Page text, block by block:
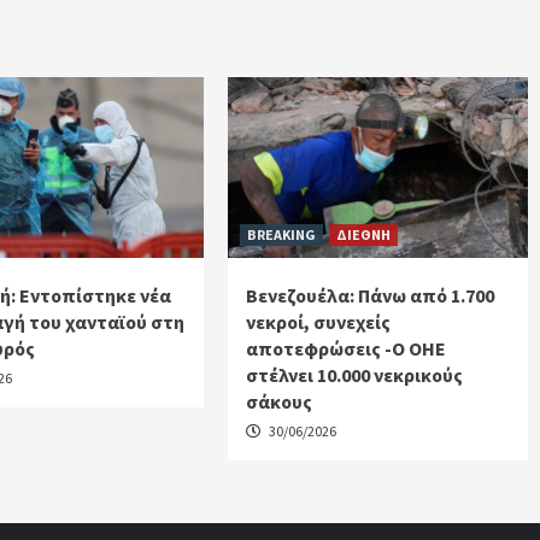
Εντοπίστηκε νέα
του χανταϊού στη
BREAKING ΔΙΕΘΝΗ
Βενεζουέλα: Πάνω από 1.700
νεκροί, συνεχείς
αποτεφρώσεις -Ο ΟΗΕ
στέλνει 10.000 νεκρικούς
σάκους
30/06/2026